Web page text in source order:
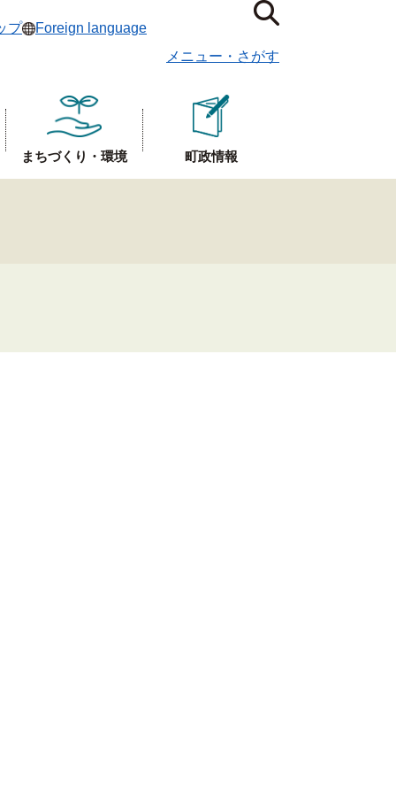
プ
Foreign language
メニュー ・ さがす
まちづくり・環境 町政情報